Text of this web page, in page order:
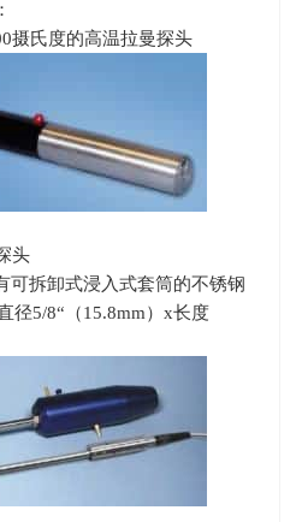
摄氏度的高温拉曼探头
头
可拆卸式浸入式套筒的不锈钢
径5/8“（15.8mm）x长度